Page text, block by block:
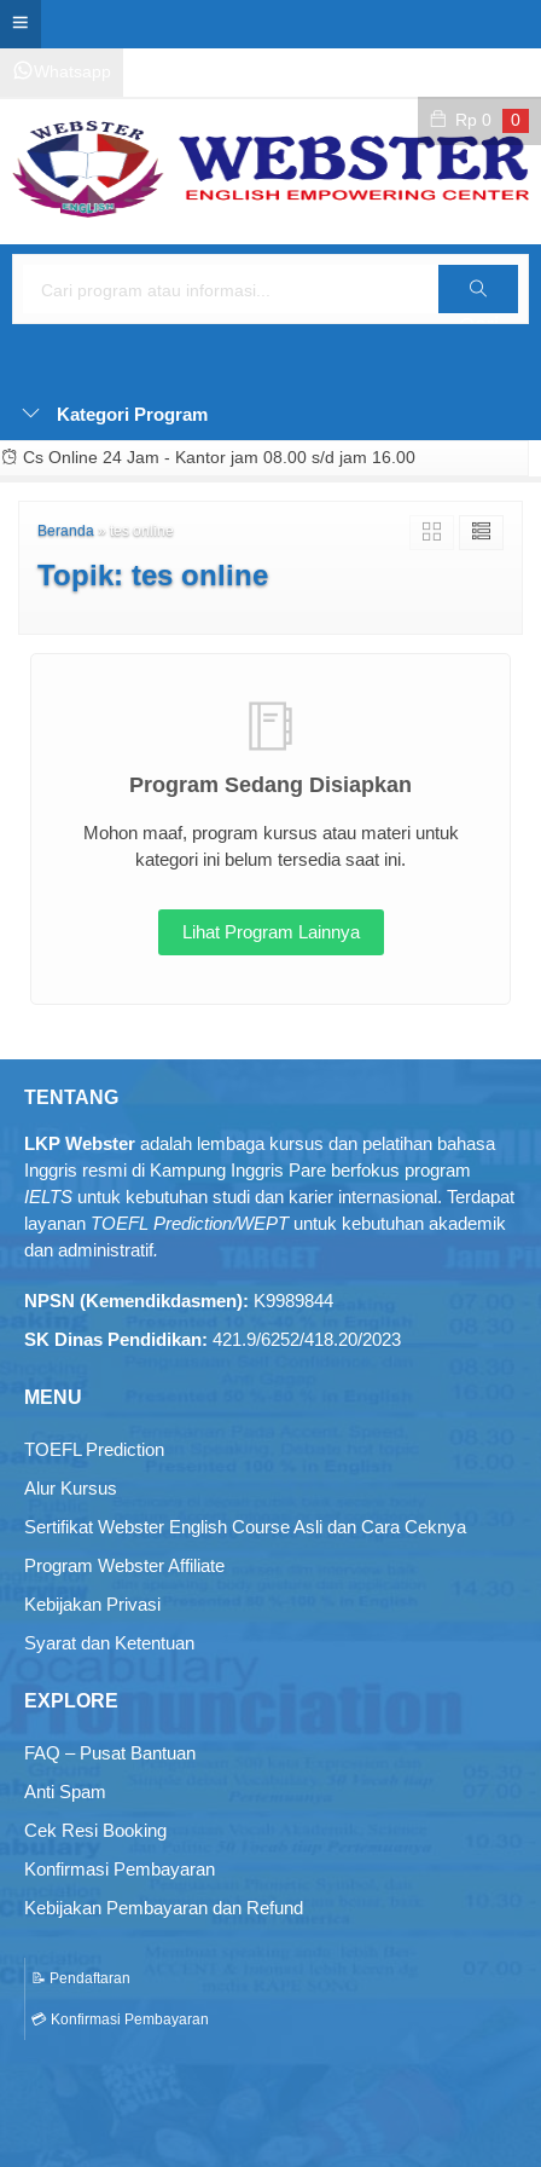
Rp 0 0
Cari
Kategori Program
Cs Online 24 Jam - Kantor jam 08.00 s/d jam 16.00
Beranda » tes online
Topik: tes online
Program Sedang Disiapkan
Mohon maaf, program kursus atau materi untuk
kategori ini belum tersedia saat ini.
Lihat Program Lainnya
TENTANG
LKP Webster adalah lembaga kursus dan pelatihan bahasa
Inggris resmi di Kampung Inggris Pare berfokus program
IELTS untuk kebutuhan studi dan karier internasional. Terdapat
layanan TOEFL Prediction/WEPTuntuk kebutuhan akademik
dan administratif.
NPSN (Kemendikdasmen): K9989844
SK Dinas Pendidikan: 421.9/6252/418.20/2023
MENU
TOEFL Prediction
Alur Kursus
Sertifikat Webster English Course Asli dan Cara Ceknya
Program Webster Affiliate
Kebijakan Privasi
Syarat dan Ketentuan
EXPLORE
FAQ – Pusat Bantuan
Anti Spam
Cek Resi Booking
Konfirmasi Pembayaran
Kebijakan Pembayaran dan Refund
📝 Pendaftaran
💳 Konfirmasi Pembayaran